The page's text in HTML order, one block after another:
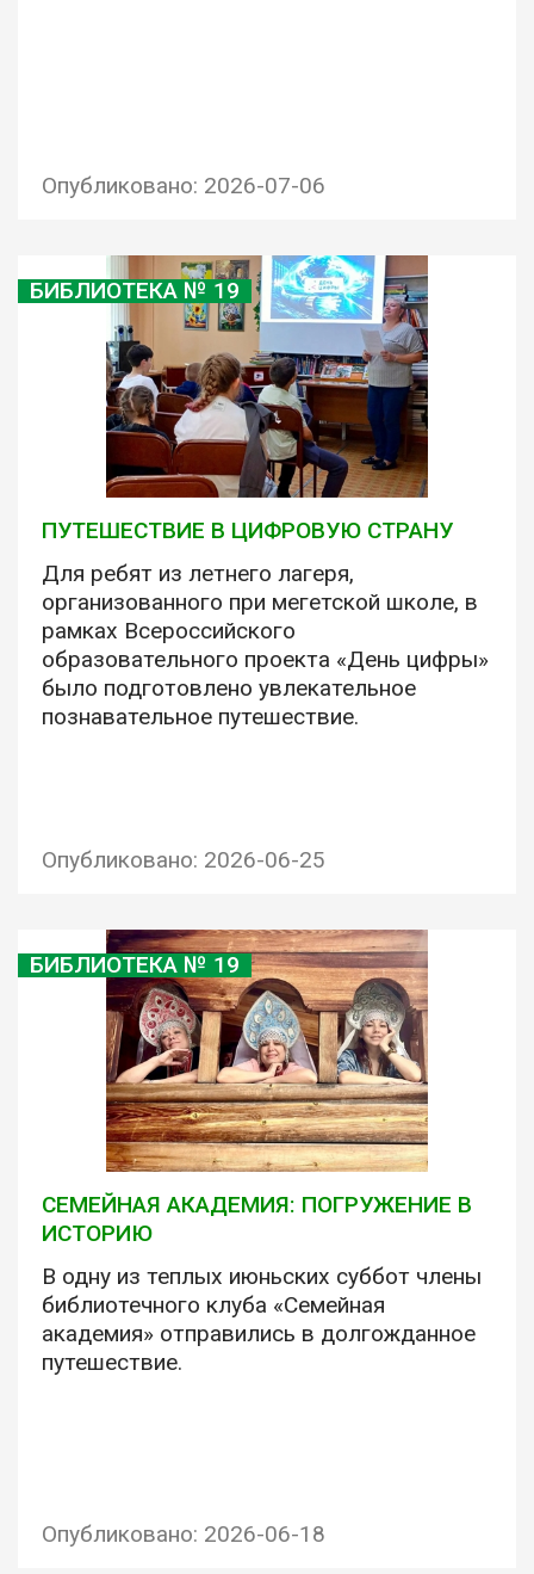
Опубликовано: 2026-07-06
БИБЛИОТЕКА № 19
ПУТЕШЕСТВИЕ В ЦИФРОВУЮ СТРАНУ
Для ребят из летнего лагеря,
организованного при мегетской школе, в
рамках Всероссийского
образовательного проекта «День цифры»
было подготовлено увлекательное
познавательное путешествие.
Опубликовано: 2026-06-25
БИБЛИОТЕКА № 19
СЕМЕЙНАЯ АКАДЕМИЯ: ПОГРУЖЕНИЕ В
ИСТОРИЮ
В одну из теплых июньских суббот члены
библиотечного клуба «Семейная
академия» отправились в долгожданное
путешествие.
Опубликовано: 2026-06-18